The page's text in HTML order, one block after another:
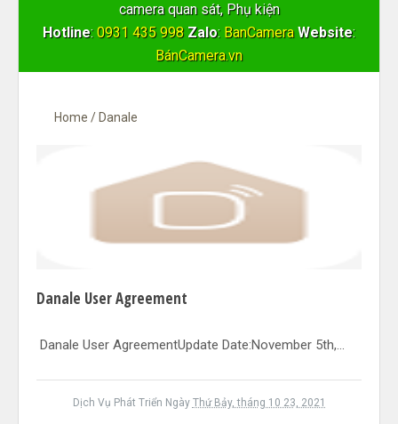
camera quan sát, Phụ kiện
Hotline: 0931 435 998 Zalo: BanCameraWebsite:
BánCamera.vn
Home / Danale
Danale User Agreement
Danale User AgreementUpdate Date:November 5th,...
Dịch Vụ Phát Triển Ngày Thứ Bảy, tháng 10 23, 2021